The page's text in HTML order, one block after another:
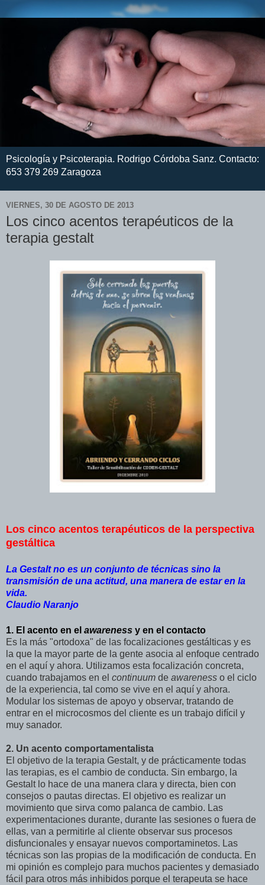
Psicología y Psicoterapia. Rodrigo Córdoba Sanz. Contacto:
653 379 269 Zaragoza
VIERNES, 30 DE AGOSTO DE 2013
Los cinco acentos terapéuticos de la
terapia gestalt
Los cinco acentos terapéuticos de la perspectiva
gestáltica
La Gestalt no es un conjunto de técnicas sino la
transmisión de una actitud, una manera de estar en la
vida.
Claudio Naranjo
1. El acento en el awareness y en el contacto
Es la más "ortodoxa" de las focalizaciones gestálticas y es
la que la mayor parte de la gente asocia al enfoque centrado
en el aquí y ahora. Utilizamos esta focalización concreta,
cuando trabajamos en el continuum de awareness o el ciclo
de la experiencia, tal como se vive en el aquí y ahora.
Modular los sistemas de apoyo y observar, tratando de
entrar en el microcosmos del cliente es un trabajo difícil y
muy sanador.
2. Un acento comportamentalista
El objetivo de la terapia Gestalt, y de prácticamente todas
las terapias, es el cambio de conducta. Sin embargo, la
Gestalt lo hace de una manera clara y directa, bien con
consejos o pautas directas. El objetivo es realizar un
movimiento que sirva como palanca de cambio. Las
experimentaciones durante, durante las sesiones o fuera de
ellas, van a permitirle al cliente observar sus procesos
disfuncionales y ensayar nuevos comportaminetos. Las
técnicas son las propias de la modificación de conducta. En
mi opinión es complejo para muchos pacientes y demasiado
fácil para otros más inhibidos porque el terapeuta se hace